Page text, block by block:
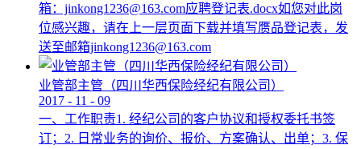
箱：jinkong1236@163.com应聘登记表.docx如您对此岗
位感兴趣，请在上一层页面下载并填写赝品登记表，发
送至邮箱jinkong1236@163.com
业管部主管（四川华西保险经纪有限公司）
2017 - 11 - 09
一、工作职责1. 经纪公司的客户协议和授权委托书签
订；2. 日常业务的询价、报价、方案确认、出单；3. 保